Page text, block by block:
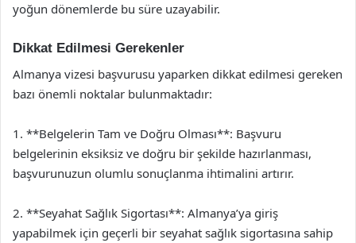
yoğun dönemlerde bu süre uzayabilir.
Dikkat Edilmesi Gerekenler
Almanya vizesi başvurusu yaparken dikkat edilmesi gereken
bazı önemli noktalar bulunmaktadır:
1. **Belgelerin Tam ve Doğru Olması**: Başvuru
belgelerinin eksiksiz ve doğru bir şekilde hazırlanması,
başvurunuzun olumlu sonuçlanma ihtimalini artırır.
2. **Seyahat Sağlık Sigortası**: Almanya’ya giriş
yapabilmek için geçerli bir seyahat sağlık sigortasına sahip